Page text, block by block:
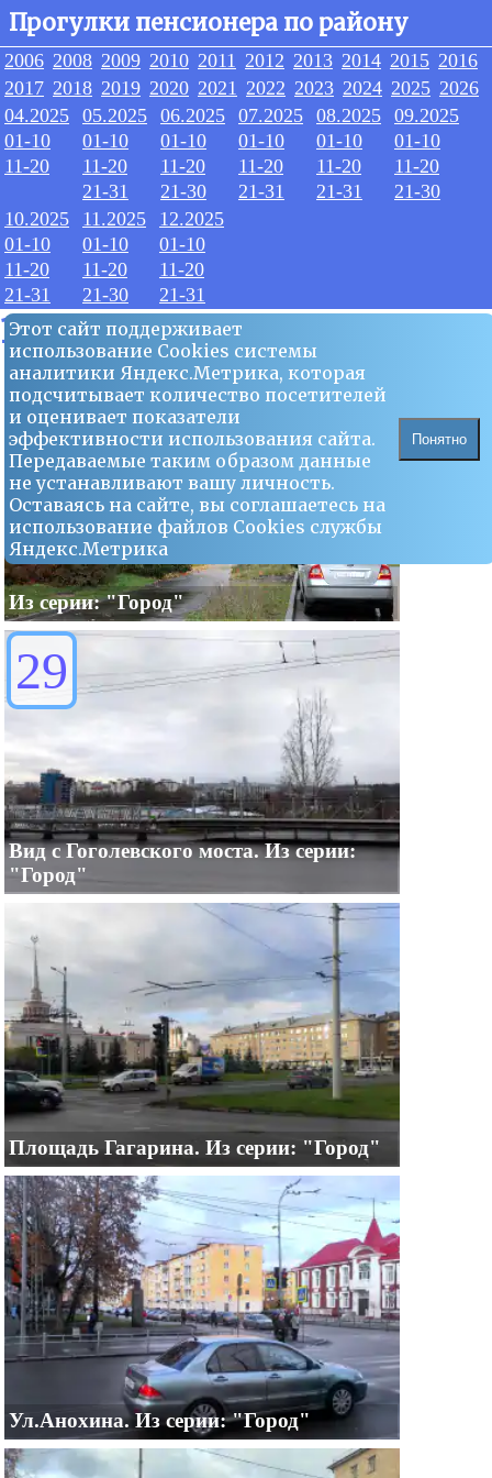
Прогулки пенсионера по району
2006 2008 2009 2010 2011 2012 2013 2014 2015 2016
2017 2018 2019 2020 2021 2022 2023 2024 2025 2026
04.2025
01-10
11-20
05.2025
01-10
11-20
21-31
06.2025
01-10
11-20
21-30
07.2025
01-10
11-20
21-31
08.2025
01-10
11-20
21-31
09.2025
01-10
11-20
21-30
10.2025
01-10
11-20
21-31
11.2025
01-10
11-20
21-30
12.2025
01-10
11-20
21-31
Этот сайт поддерживает
использование Сookies системы
аналитики Яндекс.Метрика, которая
подсчитывает количество посетителей
и оценивает показатели
эффективности использования сайта.
Передаваемые таким образом данные
не устанавливают вашу личность.
Оставаясь на сайте, вы соглашаетесь на
использование файлов Сookies службы
Яндекс.Метрика
Понятно
10.2025
26
Из серии: "Город"
29
Вид с Гоголевского моста. Из серии:
"Город"
Площадь Гагарина. Из серии: "Город"
Ул.Анохина. Из серии: "Город"